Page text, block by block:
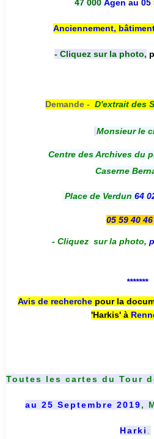
47 000 Agen au 05
Anciennement,
- Cliquez sur la photo,
Demande - D'extrait des
Monsieur le
Centre des Archives du
Caserne
Place de Verdun 64
05 59 40
- Cliquez sur la photo,
*******
Avis de recherche pour la
'Harkis' à
Toutes les cartes du Tour
au 25 Septembre 2019,
Harki